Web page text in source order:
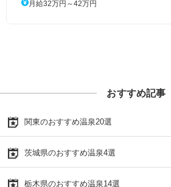
月給32万円～42万円
おすすめ記事
関東のおすすめ温泉20選
茨城県のおすすめ温泉4選
栃木県のおすすめ温泉14選